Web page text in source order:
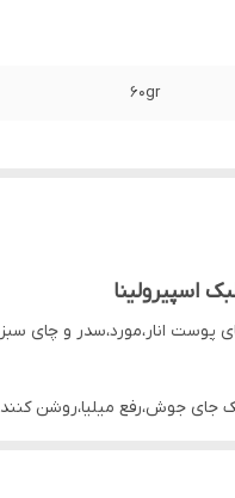
60gr
اسپیرولینا
پوست انار،مورد،سدر و چای سبز
جای جوش،رفع میلیا،روشن